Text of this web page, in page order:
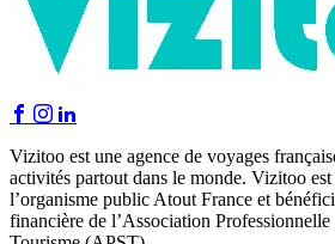
Vizitoo est une agence de voyages
activités partout dans le monde. Vizitoo
l’organisme public Atout France et
financière de l’Association